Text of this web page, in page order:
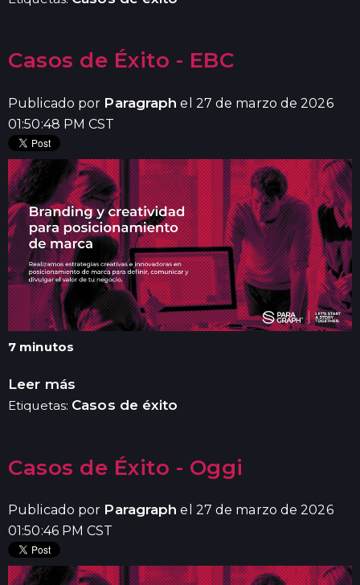
Casos de Éxito - EBC
Publicado por Paragraph el 27 de marzo de 2026
01:50:48 PM CST
7 minutos
Leer más
Etiquetas: Casos de éxito
Casos de Éxito - Oggi
Publicado por Paragraph el 27 de marzo de 2026
01:50:46 PM CST